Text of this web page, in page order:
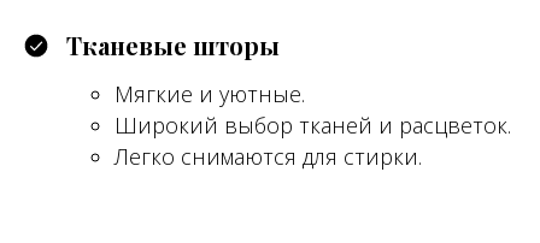
Тканевые шторы
Мягкие и уютные.
Широкий выбор тканей и расцветок.
Легко снимаются для стирки.